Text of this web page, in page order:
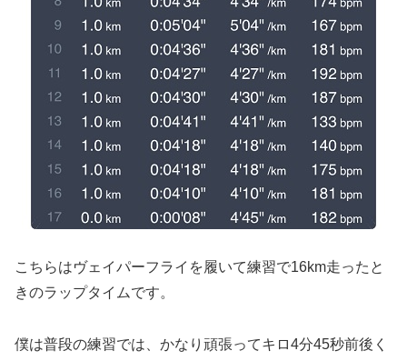
こちらはヴェイパーフライを履いて練習で16km走ったと
きのラップタイムです。
僕は普段の練習では、かなり頑張ってキロ4分45秒前後く